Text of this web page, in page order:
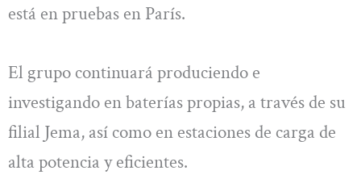
está en pruebas en París.
El grupo continuará produciendo e
investigando en baterías propias, a través de su
filial Jema, así como en estaciones de carga de
alta potencia y eficientes.